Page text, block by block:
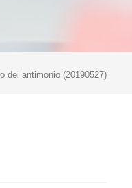
del antimonio (20190527)